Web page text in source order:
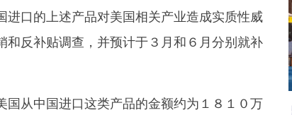
口的上述产品对美国相关产业造成实质性威
反补贴调查，并预计于３月和６月分别就补
从中国进口这类产品的金额约为１８１０万